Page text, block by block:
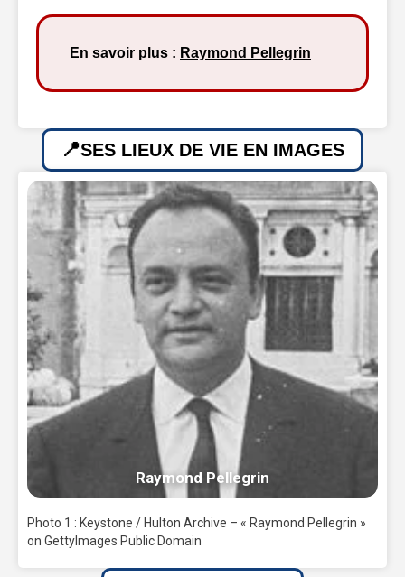
En savoir plus : Raymond Pellegrin
SES LIEUX DE VIE EN IMAGES
Raymond Pellegrin
Photo 1 : Keystone / Hulton Archive – « Raymond Pellegrin »
on GettyImages Public Domain